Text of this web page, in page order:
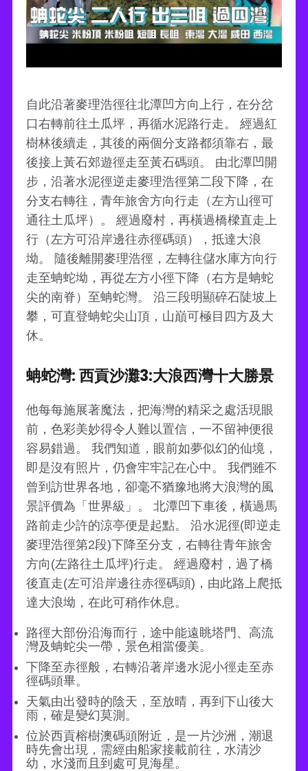
自此沿著麥理浩徑往北潭凹方向上行，在分岔
口右轉前往土瓜坪，再循水泥路行走。 經過紅
樹林後續走，其後的兩個分支路都須靠右，最
後接上黃石郊遊徑走至黃石碼頭。 由北潭凹開
步，沿著水泥徑逆走麥理浩徑第二段下降，在
分支右轉往，青年旅舍方向行走（左方山徑可
通往土瓜坪）。 經過廢村，再橫過橋樑直走上
行（左方可沿岸邊往赤徑碼頭），抵達大浪
坳。 隨後離開麥理浩徑，左轉往儲水庫方向行
走至蚺蛇坳，再從左方小徑下降（右方是蚺蛇
尖的南脊）至蚺蛇灣。 沿三段明顯碎石陡坡上
攀，可直登蚺蛇尖山頂，山巔可極目四方及大
休。
蚺蛇灣: 西貢沙灘3:大浪西灣十大勝景
他每每施展著魔法，把海灣的精采之處活現眼
前，色彩美妙得令人難以置信，一不留神便很
容易錯過。 我們知道，眼前如夢似幻的仙境，
即是沒有照片，仍會牢牢記在心中。 我們雖不
曾到訪世界各地，卻毫不猶豫地將大浪灣的風
景評價為「世界級」。 北潭凹下車後，橫過馬
路前走少許的涼亭便是起點。 沿水泥徑(即逆走
麥理浩徑第2段)下降至分支，右轉往青年旅舍
方向(左路往土瓜坪)行走。 經過廢村，過了橋
後直走(左可沿岸邊往赤徑碼頭)，由此路上爬抵
達大浪坳，在此可稍作休息。
路徑大部份沿海而行，途中能遠眺塔門、高流
灣及蚺蛇尖一帶，景色相當優美。
下降至赤徑般，右轉沿著岸邊水泥小徑走至赤
徑碼頭畢。
天氣由出發時的陰天，至放晴，再到下山後大
雨，確是變幻莫測。
位於西貢榕樹澳碼頭附近，是一片沙洲，潮退
時先會出現，需經由船家接載前往，水清沙
幼，水淺而且到處可見海星。